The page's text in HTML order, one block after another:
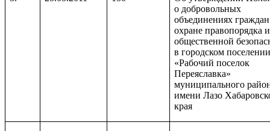
о добровольных
объединениях
охране правопорядка и
общественной
в городском
«Рабочий поселок
Переяславка»
муниципального
имени Лазо
края